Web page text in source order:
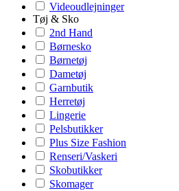
Videoudlejninger
Tøj & Sko
2nd Hand
Børnesko
Børnetøj
Dametøj
Garnbutik
Herretøj
Lingerie
Pelsbutikker
Plus Size Fashion
Renseri/Vaskeri
Skobutikker
Skomager